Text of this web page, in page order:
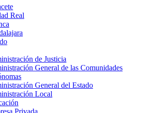
Real
de Justicia
General de las Comunidades
General del Estado
Local